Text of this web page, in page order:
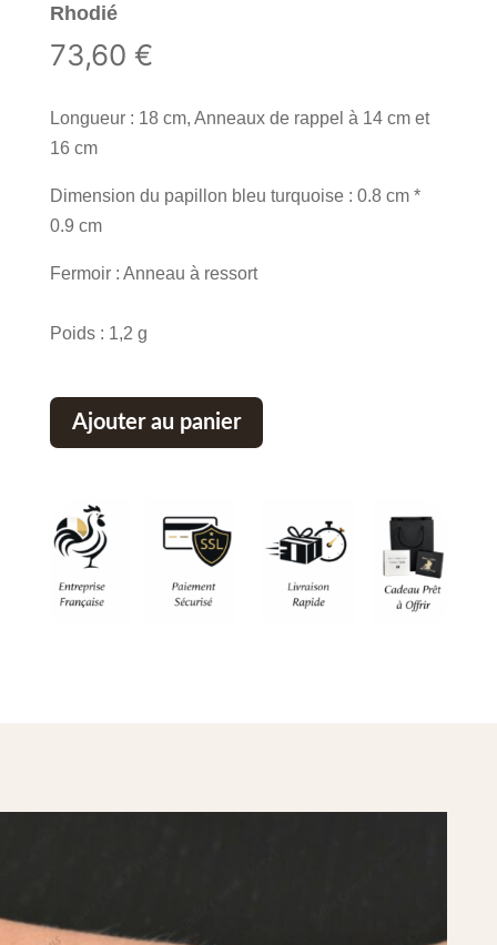
Rhodié
73,60 €
Longueur : 18 cm, Anneaux de rappel à 14 cm et
16 cm
Dimension du papillon bleu turquoise : 0.8 cm *
0.9 cm
Fermoir : Anneau à ressort
Poids : 1,2 g
Ajouter au panier